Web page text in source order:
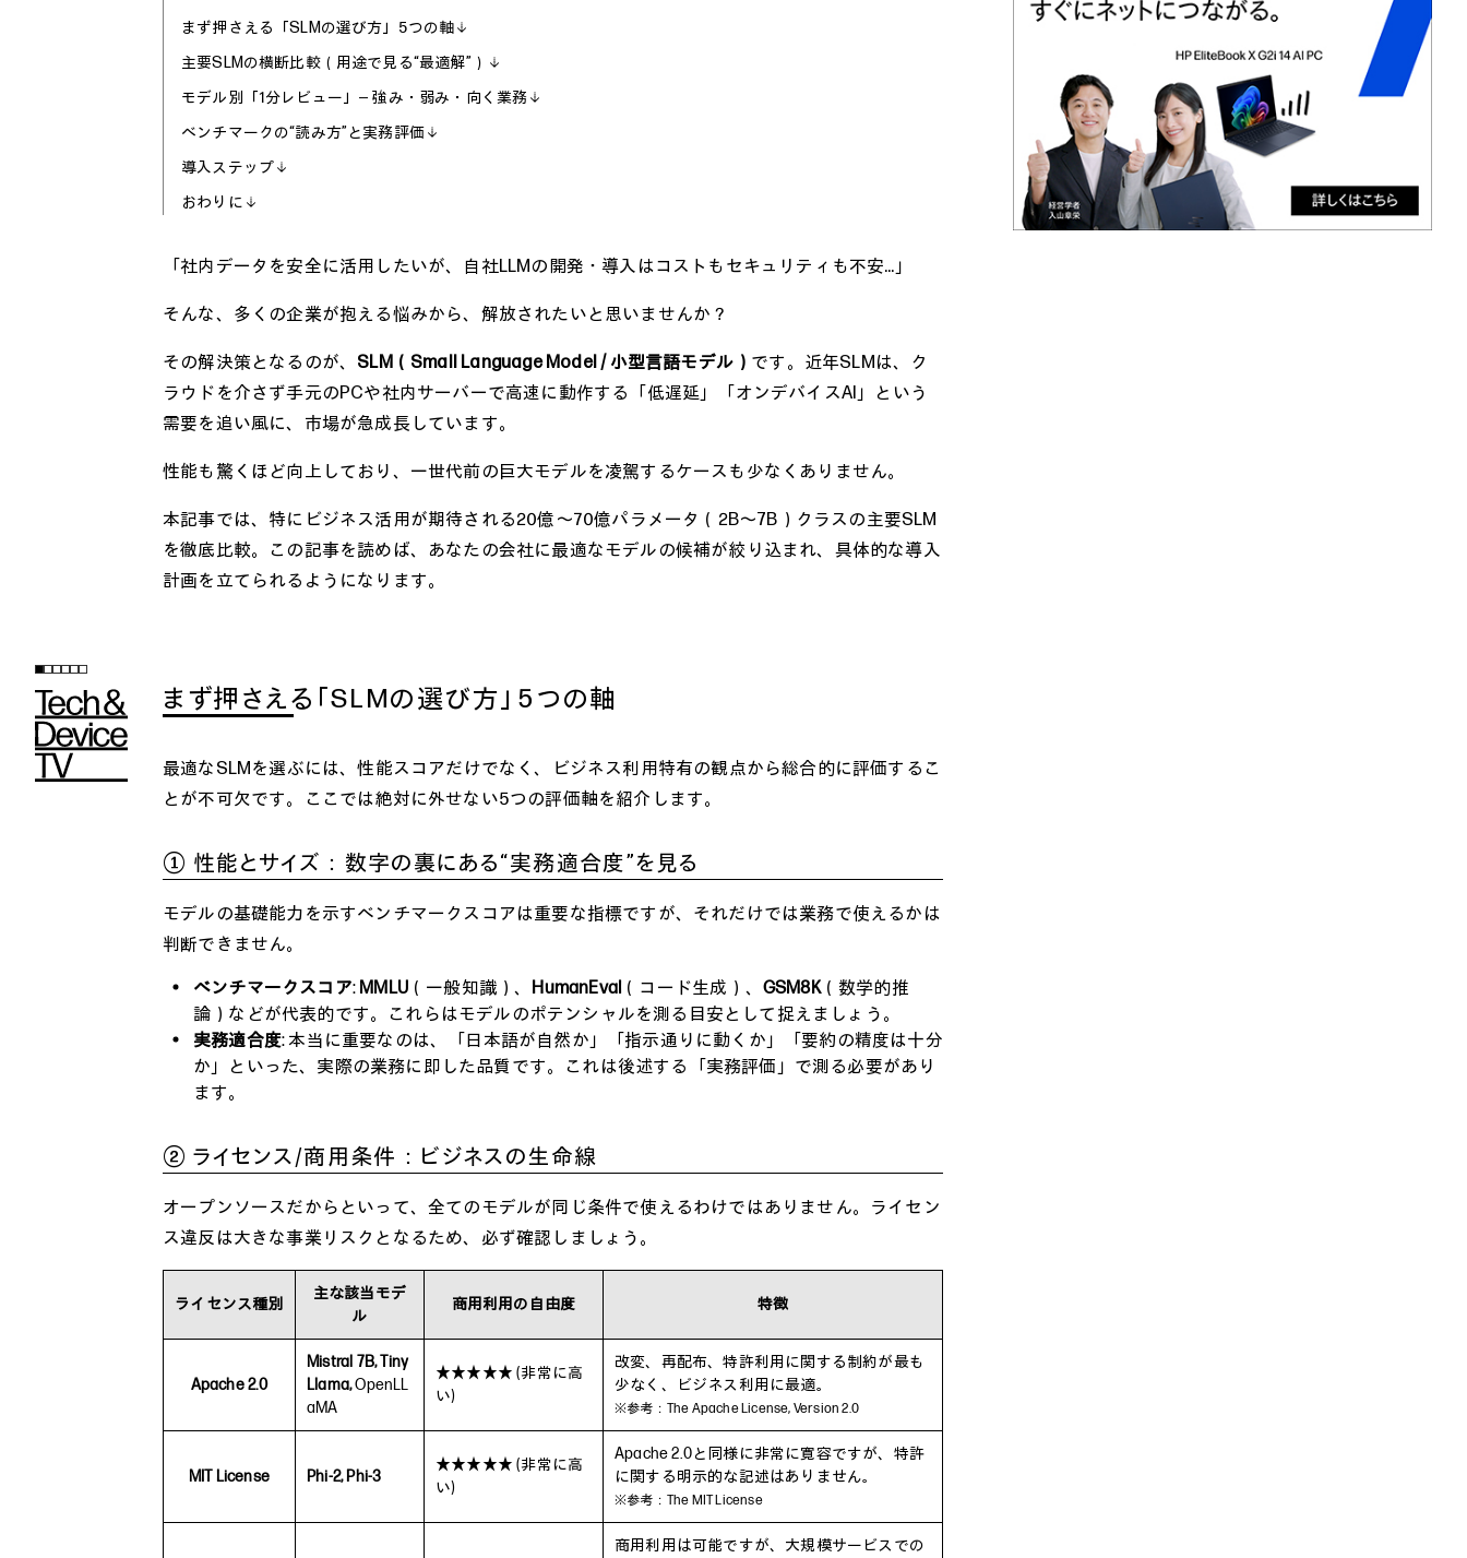
まず押さえる「SLMの選び方」5つの軸
主要SLMの横断比較（用途で見る“最適解”）
モデル別「1分レビュー」— 強み・弱み・向く業務
ベンチマークの“読み方”と実務評価
導入ステップ
おわりに
「社内データを安全に活用したいが、自社LLMの開発・導入はコストもセキュリティも不安…」
そんな、多くの企業が抱える悩みから、解放されたいと思いませんか？
その解決策となるのが、 SLM（Small Language Model / 小型言語モデル） です。近年SLMは、ク
ラウドを介さず手元のPCや社内サーバーで高速に動作する「低遅延」「オンデバイスAI」という
需要を追い風に、市場が急成長しています。
性能も驚くほど向上しており、一世代前の巨大モデルを凌駕するケースも少なくありません。
本記事では、特にビジネス活用が期待される20億〜70億パラメータ（2B〜7B）クラスの主要SLM
を徹底比較。この記事を読めば、あなたの会社に最適なモデルの候補が絞り込まれ、具体的な導入
計画を立てられるようになります。
まず押さえる「SLMの選び方」5つの軸
最適なSLMを選ぶには、性能スコアだけでなく、ビジネス利用特有の観点から総合的に評価するこ
とが不可欠です。ここでは絶対に外せない5つの評価軸を紹介します。
① 性能とサイズ：数字の裏にある“実務適合度”を見る
モデルの基礎能力を示すベンチマークスコアは重要な指標ですが、それだけでは業務で使えるかは
判断できません。
ベンチマークスコア: MMLU （一般知識）、 HumanEval（コード生成）、 GSM8K（数学的推
論）などが代表的です。これらはモデルのポテンシャルを測る目安として捉えましょう。
実務適合度: 本当に重要なのは、「日本語が自然か」「指示通りに動くか」「要約の精度は十分
か」といった、実際の業務に即した品質です。これは後述する「実務評価」で測る必要があり
ます。
② ライセンス/商用条件：ビジネスの生命線
オープンソースだからといって、全てのモデルが同じ条件で使えるわけではありません。ライセン
ス違反は大きな事業リスクとなるため、必ず確認しましょう。
ライセンス種別
主な該当モデ
ル
商用利用の自由度 特徴
Apache 2.0
Mistral 7B, Tiny
Llama,OpenLL
aMA
★★★★★ (非常に高
い)
改変、再配布、特許利用に関する制約が最も
少なく、ビジネス利用に最適。
※参考： The Apache License, Version 2.0
MIT License Phi-2, Phi-3
★★★★★ (非常に高
い)
Apache 2.0と同様に非常に寛容ですが、特許
に関する明示的な記述はありません。
※参考： The MIT License
商用利用は可能ですが、大規模サービスでの